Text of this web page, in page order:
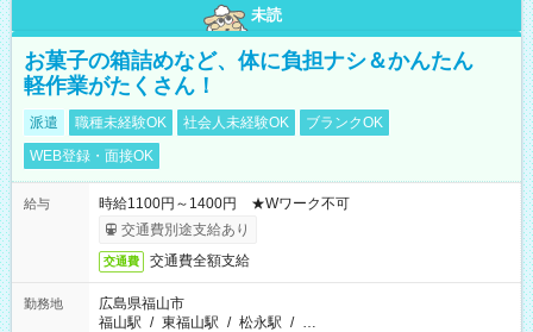
未読
お菓子の箱詰めなど、体に負担ナシ＆かんたん
軽作業がたくさん！
派遣 職種未経験OK 社会人未経験OK
ブランクOK
WEB登録・面接OK
給与
時給1100円～1400円 ★Wワーク不可
交通費別途支給あり
交通費 交通費全額支給
勤務地
広島県福山市
福山駅 / 東福山駅 / 松永駅 / …